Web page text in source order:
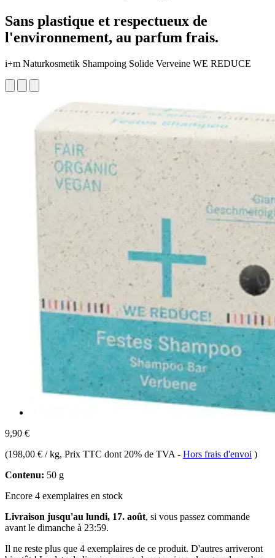
Sans plastique et respectueux de
l'environnement, au parfum frais.
i+m Naturkosmetik Shampoing Solide Verveine WE REDUCE
9,90 €
(198,00 € / kg, Prix TTC dont 20% de TVA - Hors frais d'envoi )
Contenu: 50 g
Encore 4 exemplaires en stock
Livraison jusqu'au lundi, 17. août, si vous passez commande
avant le dimanche à 23:59.
Il ne reste plus que 4 exemplaires de ce produit. D'autres arriveront